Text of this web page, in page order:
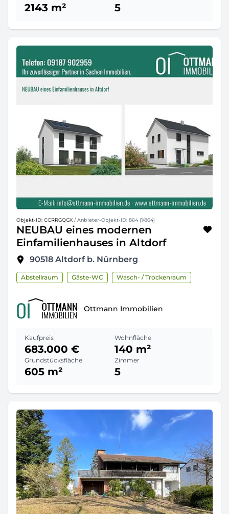
2143 m² 5
Objekt-ID: CCRRGQGX / Anbieter-Objekt-ID: 864 (1/864)
NEUBAU eines modernen
Einfamilienhauses in Altdorf
90518 Altdorf b. Nürnberg
Abstellraum Gäste-WC Wasch- / Trockenraum
Ottmann Immobilien
Kaufpreis
683.000 €
Wohnfläche
140 m²
Grundstücksfläche
605 m²
Zimmer
5